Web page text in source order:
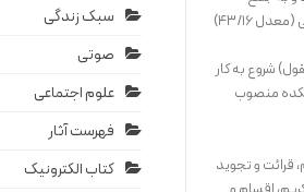
دانشجويان رشته فقه و مبانى علوم اسلامى دانشگاه تهران مى‌پيوندد. دوره ليسانس را با كسب امتيازات و نمرات عالى (معدل 43/16)
منقول) شروع به كار
به پست كتابدار دانشكده منصوب
قرآن كريم، قرائت و تجويد
سبک زندگی
صوتی
علوم اجتماعی
فهرست آثار
کتاب الکترونیک